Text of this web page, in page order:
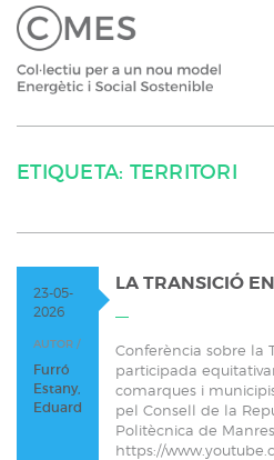
ETIQUETA: TERRITORI
23-05-
2026
AUTOR /
Furró
Estany,
Eduard
LA TRANSICIÓ
Conferència sobre la
participada
comarques i
pel Consell de la
Politècnica de
https://